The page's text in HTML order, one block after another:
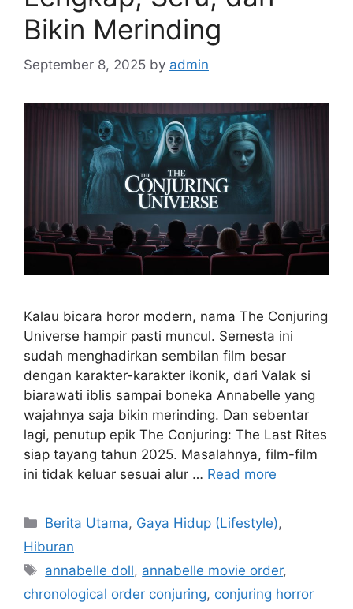
Bikin Merinding
September 8, 2025 by admin
Kalau bicara horor modern, nama The Conjuring
Universe hampir pasti muncul. Semesta ini
sudah menghadirkan sembilan film besar
dengan karakter-karakter ikonik, dari Valak si
biarawati iblis sampai boneka Annabelle yang
wajahnya saja bikin merinding. Dan sebentar
lagi, penutup epik The Conjuring: The Last Rites
siap tayang tahun 2025. Masalahnya, film-film
ini tidak keluar sesuai alur … Read more
C
a
e
g
Berita Utama, Gaya Hidup (Lifestyle),
Hiburan
T
a
annabelle doll, annabelle movie order,
chronological order conjuring, conjuring horror